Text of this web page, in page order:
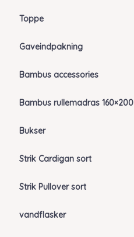
Toppe
Gaveindpakning
Bambus accessories
Bambus rullemadras 160×200
Bukser
Strik Cardigan sort
Strik Pullover sort
vandflasker